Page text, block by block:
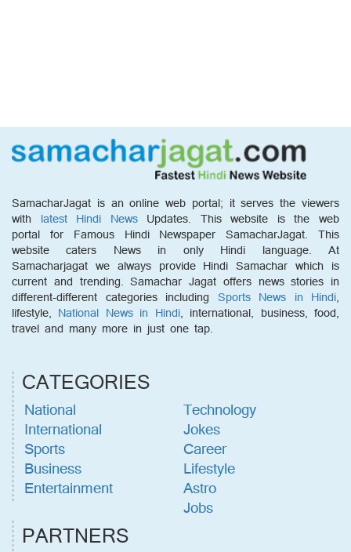
SamacharJagat is an online web portal; it serves the viewers
with latest Hindi NewsUpdates. This website is the web
portal for Famous Hindi Newspaper SamacharJagat. This
website caters News in only Hindi language. At
Samacharjagat we always provide Hindi Samachar which is
current and trending. Samachar Jagat offers news stories in
different-different categories including Sports News in Hindi,
lifestyle, National News in Hindi, international, business, food,
travel and many more in just one tap.
CATEGORIES
National
International
Sports
Business
Entertainment
Technology
Jokes
Career
Lifestyle
Astro
Jobs
PARTNERS